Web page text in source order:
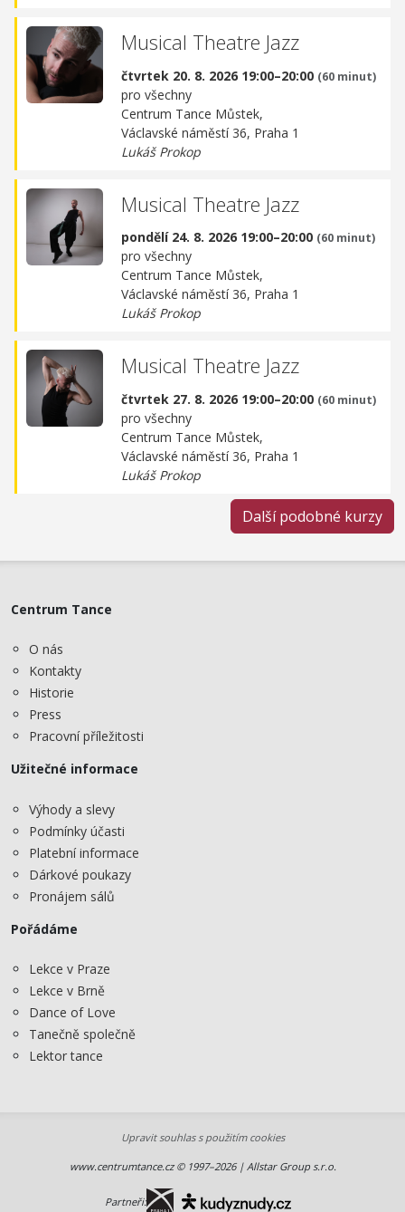
Musical Theatre Jazz
čtvrtek 20. 8. 2026 19:00–20:00 (60 minut)
pro všechny
Centrum Tance Můstek,
Václavské náměstí 36, Praha 1
Lukáš Prokop
Musical Theatre Jazz
pondělí 24. 8. 2026 19:00–20:00 (60 minut)
pro všechny
Centrum Tance Můstek,
Václavské náměstí 36, Praha 1
Lukáš Prokop
Musical Theatre Jazz
čtvrtek 27. 8. 2026 19:00–20:00 (60 minut)
pro všechny
Centrum Tance Můstek,
Václavské náměstí 36, Praha 1
Lukáš Prokop
Další podobné kurzy
Centrum Tance
O nás
Kontakty
Historie
Press
Pracovní příležitosti
Užitečné informace
Výhody a slevy
Podmínky účasti
Platební informace
Dárkové poukazy
Pronájem sálů
Pořádáme
Lekce v Praze
Lekce v Brně
Dance of Love
Tanečně společně
Lektor tance
Upravit souhlas s použitím cookies
www.centrumtance.cz © 1997–2026 | Allstar Group s.r.o.
Partneři: